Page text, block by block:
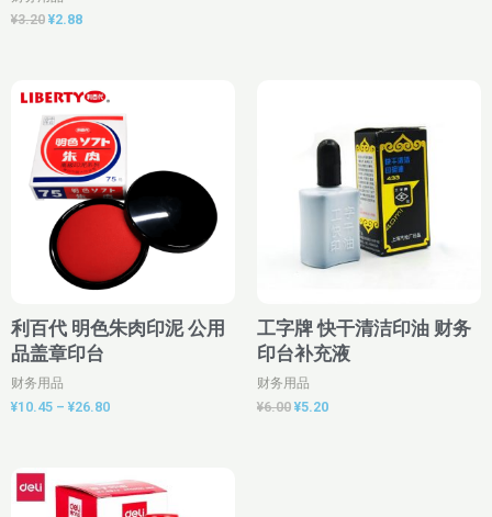
¥3.20 ¥2.88
利百代 明色朱肉印泥 公用
品盖章印台
财务用品
¥10.45 – ¥26.80
格
范
围：
¥10.45
至
¥26.80
工字牌 快干清洁印油 财务
印台补充液
财务用品
¥6.00
¥6.00。
¥5.20
格
为：
¥5.20。
格